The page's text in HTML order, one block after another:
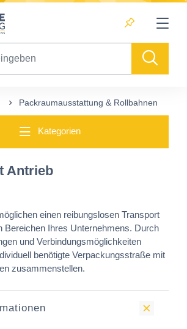
Packraumausstattung & Rollbahnen
Kategorien
Antrieb
einen reibungslosen Transport
Bereichen Ihres Unternehmens. Durch
und Verbindungsmöglichkeiten
benötigte Verpackungsstraße mit
zusammenstellen.